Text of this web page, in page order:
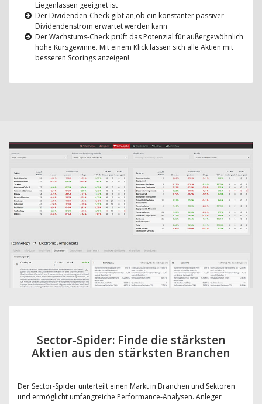
Liegenlassen geeignet ist
Der Dividenden-Check gibt an,ob ein konstanter passiver
Dividendenstrom erwartet werden kann
Der Wachstums-Check prüft das Potenzial für außergewöhnlich
hohe Kursgewinne. Mit einem Klick lassen sich alle Aktien mit
besseren Scorings anzeigen!
Sector-Spider: Finde die stärksten
Aktien aus den stärksten Branchen
Der Sector-Spider unterteilt einen Markt in Branchen und Sektoren
und ermöglicht umfangreiche Performance-Analysen. Anleger